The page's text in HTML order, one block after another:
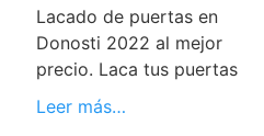
Lacado de puertas en
Donosti 2022 al mejor
precio. Laca tus puertas
Leer más…